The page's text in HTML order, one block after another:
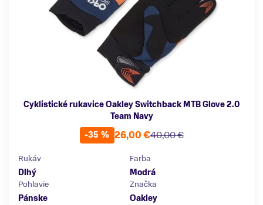
Cyklistické rukavice Oakley Switchback MTB Glove 2.0
Team Navy
-35 %
40,00 €
26,00 €
Rukáv
Dlhý
Farba
Modrá
Pohlavie
Pánske
Značka
Oakley